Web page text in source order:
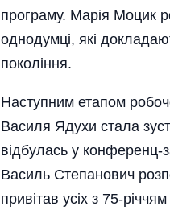
програму. Марія Моцик
однодумці, які
покоління.
Наступним етапом
Василя Ядухи стала
відбулась у конференц-
Василь Степанович
привітав усіх з 75-